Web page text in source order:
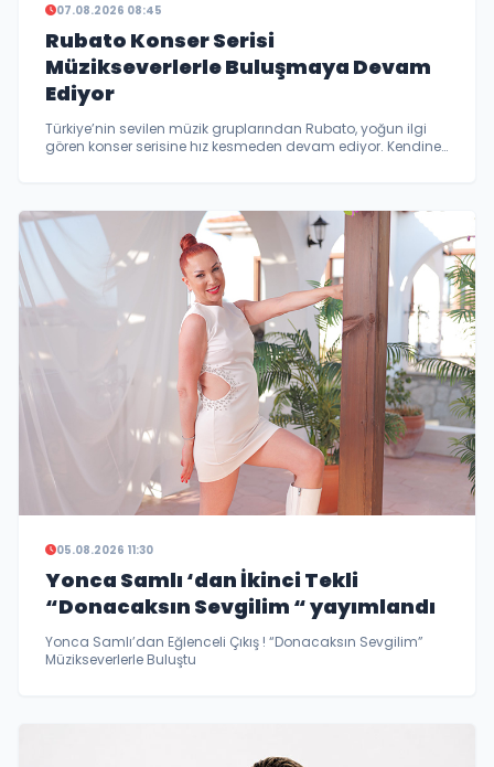
07.08.2026 08:45
Rubato Konser Serisi
Müzikseverlerle Buluşmaya Devam
Ediyor
Türkiye’nin sevilen müzik gruplarından Rubato, yoğun ilgi
gören konser serisine hız kesmeden devam ediyor. Kendine
05.08.2026 11:30
Yonca Samlı ‘dan İkinci Tekli
“Donacaksın Sevgilim “ yayımlandı
Yonca Samlı’dan Eğlenceli Çıkış ! “Donacaksın Sevgilim”
Müzikseverlerle Buluştu